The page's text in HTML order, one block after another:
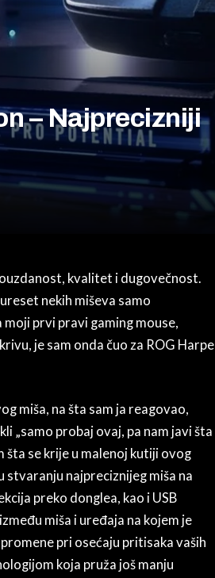
– Najprecizniji
kvalitet i dugovečnost.
nekih miševa samo
prvi pravi gaming mouse,
je sam onda čuo za ROG Harpe
miša, na šta sam ja reagovao,
„samo probaj ovaj, pa nam javi šta
šta se krije u malenoj kutiji ovog
stvaranju najpreciznijeg miša na
preko donglea, kao i USB
miša i uređaja na kojem je
pri osećaju pritisaka vaših
koja pruža još manju